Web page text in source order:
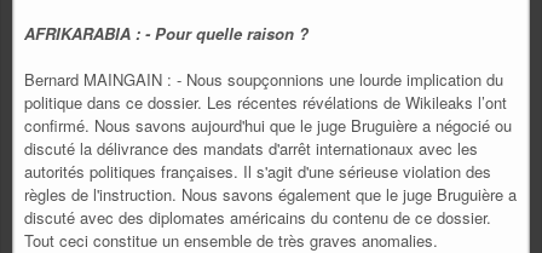
AFRIKARABIA : - Pour quelle raison ?
Bernard MAINGAIN : - Nous soupçonnions une lourde implication du
politique dans ce dossier. Les récentes révélations de Wikileaks l’ont
confirmé. Nous savons aujourd'hui que le juge Bruguière a négocié ou
discuté la délivrance des mandats d'arrêt internationaux avec les
autorités politiques françaises. Il s'agit d'une sérieuse violation des
règles de l'instruction. Nous savons également que le juge Bruguière a
discuté avec des diplomates américains du contenu de ce dossier.
Tout ceci constitue un ensemble de très graves anomalies.